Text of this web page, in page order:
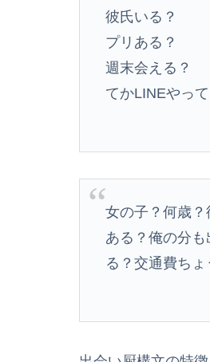
彼氏いる？
プリある？
週末会える？
てかLINEやっ
女の子？何歳
ある？俺の分
る？交通費ち